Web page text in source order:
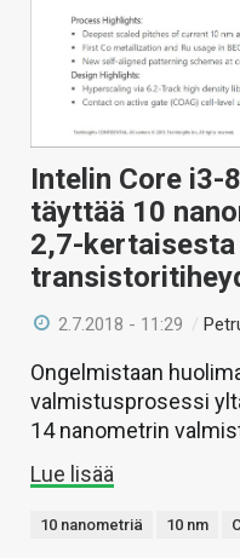
HAKU
Intelin Core i3-
täyttää 10
2,7-kertaisesta
2.7.2018 - 11:29 /
Ongelmistaan
valmistusprosessi
14 nanometrin
Lue lisää
10 nanometriä 10 nm